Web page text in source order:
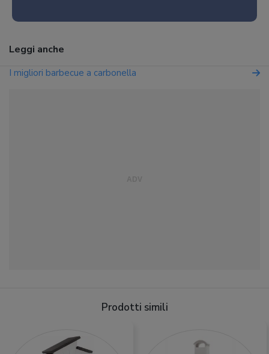
Leggi anche
I migliori barbecue a carbonella
Prodotti simili